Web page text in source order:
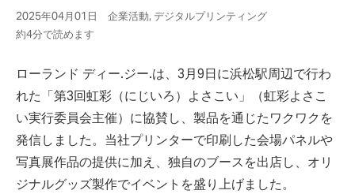
2025年04月01日 企業活動, デジタルプリンティング
約4分で読めます
ローランド ディー.ジー.は、3月9日に浜松駅周辺で行わ
れた「第3回虹彩（にじいろ）よさこい」（虹彩よさこ
い実行委員会主催）に協賛し、製品を通じたワクワクを
発信しました。当社プリンターで印刷した会場パネルや
写真展作品の提供に加え、独自のブースを出店し、オリ
ジナルグッズ製作でイベントを盛り上げました。